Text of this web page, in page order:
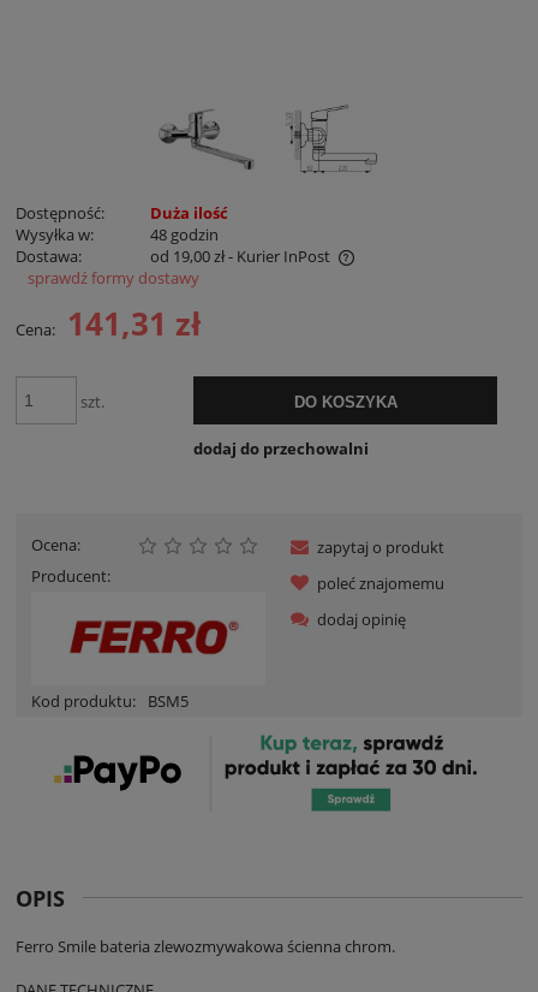
Dostępność:
Duża ilość
Wysyłka w:
48 godzin
Dostawa:
od 19,00 zł- Kurier InPost
Cena nie zawiera ewentualnych kosztów płatności
sprawdź formy dostawy
Cena: 141,31 zł
szt. DO KOSZYKA
dodaj do przechowalni
Ocena:
Producent:
Kod produktu: BSM5
zapytaj o produkt
poleć znajomemu
dodaj opinię
OPIS
Ferro Smile bateria zlewozmywakowa ścienna chrom.